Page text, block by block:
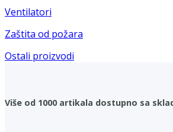
Ventilatori
Zaštita od požara
Ostali proizvodi
Više od 1000 artikala dostupno sa